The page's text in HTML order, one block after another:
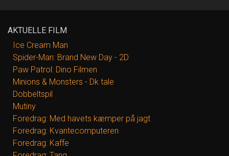
AKTUELLE FILM
Ice Cream Man
Spider-Man: Brand New Day - 2D
Paw Patrol: Dino Filmen
Minions & Monsters - Dk tale
Dobbeltspil
Mutiny
Foredrag: Med havets kæmper på jagt
Foredrag: Kvantecomputeren
Foredrag: Kaffe